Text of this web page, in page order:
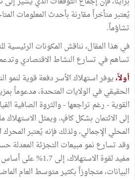
يُعتبر متأخراً مقارنة بأحدث المعلومات
تشاؤماً.
في هذا المقال، نناقش المكونات الرئيسية
تساهم في تسارع النشاط الاقتصادي وتدعم
أولاً،يوفر استهلاك الأسر دفعة قوية لنمو
الحقيقي في الولايات المتحدة، مدعوماً
القوية - رغم تراجعها - والثروة الصافية
المحلي الإجمالي، ولذلك فإنه يُعتبر
وقد تسارع نمو مبيعات التجزئة
مفيد لقوة الاستهلاك،
البيانات، متجاوزاً بكثير متوسط العام الماضي